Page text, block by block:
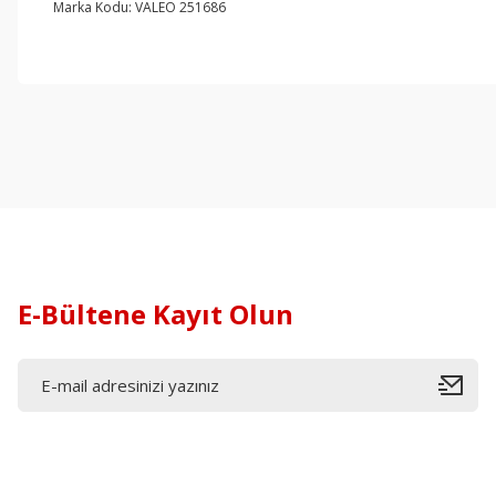
Marka Kodu: VALEO 251686
E-Bültene Kayıt Olun